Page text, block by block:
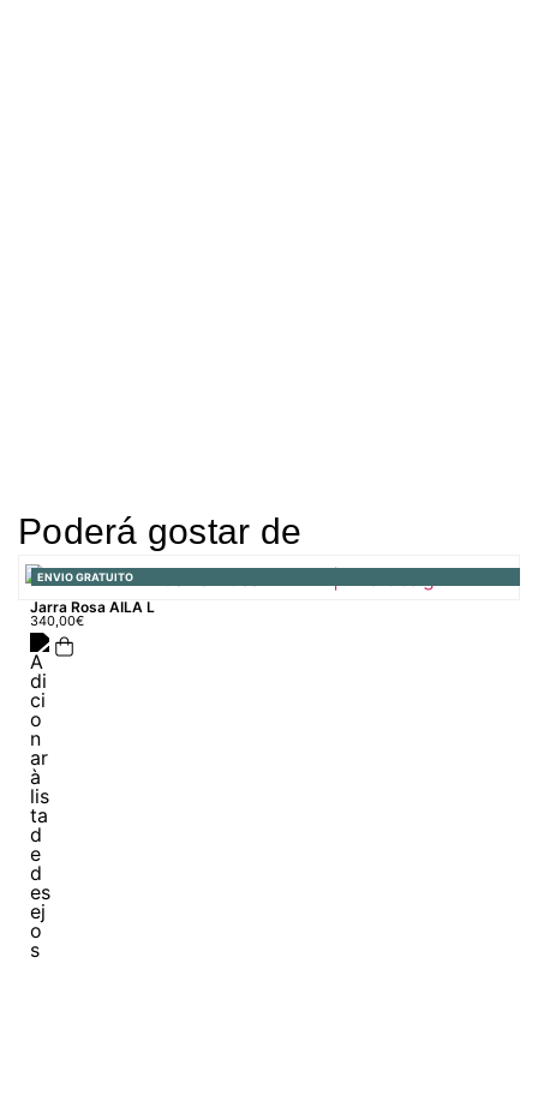
Poderá gostar de
ENVIO GRATUITO
Jarra Rosa AILA L
340,00€